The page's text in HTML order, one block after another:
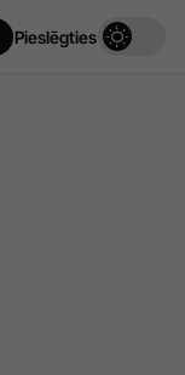
Pieslēgties